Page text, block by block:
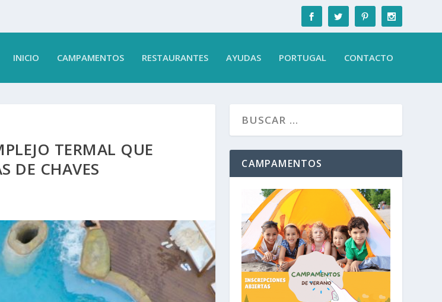
INICIO CAMPAMENTOS RESTAURANTES AYUDAS PORTUGAL CONTACTO
TERMAL QUE
DE CHAVES
CAMPAMENTOS